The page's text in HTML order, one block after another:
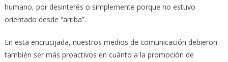
humano, por desinterés o simplemente porque no estuvo
orientado desde “arriba”.
En esta encrucijada, nuestros medios de comunicación debieron
también ser más proactivos en cuánto a la promoción de